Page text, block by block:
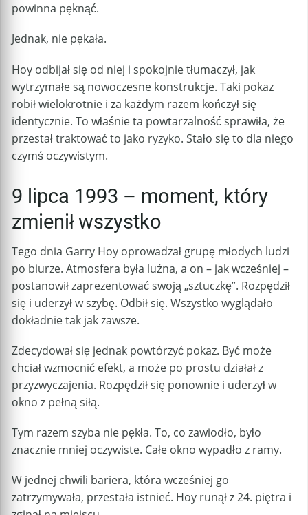
powinna pęknąć.
Jednak, nie pękała.
Hoy odbijał się od niej i spokojnie tłumaczył, jak
wytrzymałe są nowoczesne konstrukcje. Taki pokaz
robił wielokrotnie i za każdym razem kończył się
identycznie. To właśnie ta powtarzalność sprawiła, że
przestał traktować to jako ryzyko. Stało się to dla niego
czymś oczywistym.
9 lipca 1993 – moment, który
zmienił wszystko
Tego dnia Garry Hoy oprowadzał grupę młodych ludzi
po biurze. Atmosfera była luźna, a on – jak wcześniej –
postanowił zaprezentować swoją „sztuczkę”. Rozpędził
się i uderzył w szybę. Odbił się. Wszystko wyglądało
dokładnie tak jak zawsze.
Zdecydował się jednak powtórzyć pokaz. Być może
chciał wzmocnić efekt, a może po prostu działał z
przyzwyczajenia. Rozpędził się ponownie i uderzył w
okno z pełną siłą.
Tym razem szyba nie pękła. To, co zawiodło, było
znacznie mniej oczywiste. Całe okno wypadło z ramy.
W jednej chwili bariera, która wcześniej go
zatrzymywała, przestała istnieć. Hoy runął z 24. piętra i